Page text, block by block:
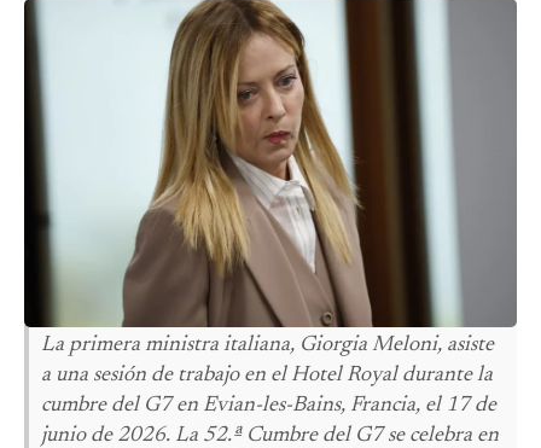
La primera ministra italiana, Giorgia Meloni, asiste
a una sesión de trabajo en el Hotel Royal durante la
cumbre del G7 en Evian-les-Bains, Francia, el 17 de
junio de 2026. La 52.ª Cumbre del G7 se celebra en